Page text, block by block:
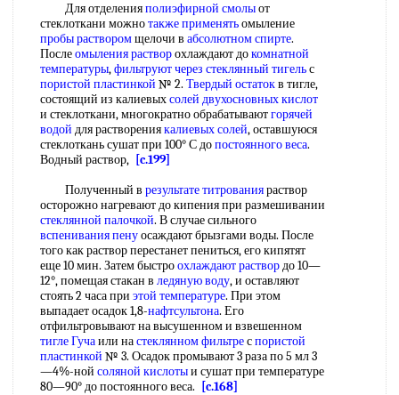
Для отделенияполиэфирной смолыот
стеклоткани можнотакже применятьомыление
пробы растворомщелочи в абсолютном спирте.
Послеомыления растворохлаждают докомнатной
температуры,фильтруют через стеклянный тигельс
пористой пластинкой № 2. Твердый остатокв тигле,
состоящий из калиевыхсолей двухосновных кислот
и стеклоткани, многократно обрабатываютгорячей
водой для растворениякалиевых солей, оставшуюся
стеклоткань сушат при 100° С допостоянного веса.
Водный раствор, [c.199]
Полученный в результате титрованияраствор
осторожно нагревают до кипения при размешивании
стеклянной палочкой. В случае сильного
вспенивания пенуосаждают брызгами воды. После
того как раствор перестанет пениться, его кипятят
еще 10 мин. Затем быстроохлаждают раствордо 10—
12°, помещая стакан в ледяную воду, и оставляют
стоять 2 часа при этой температуре. При этом
выпадает осадок 1,8-нафтсультона. Его
отфильтровывают на высушенном и взвешенном
тигле Гучаили настеклянном фильтреспористой
пластинкой № 3. Осадок промывают 3 раза по 5 мл 3
—4%-ной соляной кислотыи сушат при температуре
80—90° до постоянного веса.
[c.168]